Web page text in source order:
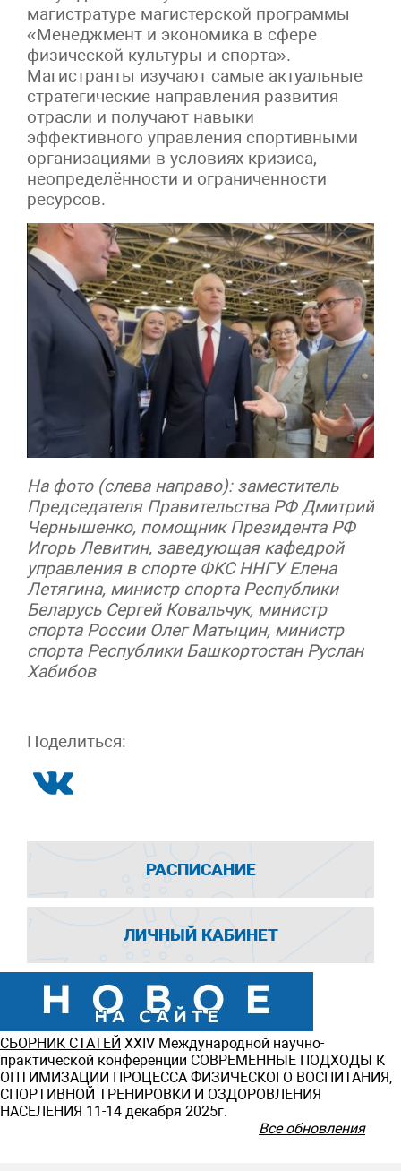
магистратуре магистерской программы
«Менеджмент и экономика в сфере
физической культуры и спорта».
Магистранты изучают самые актуальные
стратегические направления развития
отрасли и получают навыки
эффективного управления спортивными
организациями в условиях кризиса,
неопределённости и ограниченности
ресурсов.
На фото (слева направо): заместитель
Председателя Правительства РФ Дмитрий
Чернышенко, помощник Президента РФ
Игорь Левитин, заведующая кафедрой
управления в спорте ФКС ННГУ Елена
Летягина, министр спорта Республики
Беларусь Сергей Ковальчук, министр
спорта России Олег Матыцин, министр
спорта Республики Башкортостан Руслан
Хабибов
Поделиться:
РАСПИСАНИЕ
ЛИЧНЫЙ КАБИНЕТ
СБОРНИК СТАТЕЙ ХXIV Международной научно-
практической конференции СОВРЕМЕННЫЕ ПОДХОДЫ К
ОПТИМИЗАЦИИ ПРОЦЕССА ФИЗИЧЕСКОГО ВОСПИТАНИЯ,
СПОРТИВНОЙ ТРЕНИРОВКИ И ОЗДОРОВЛЕНИЯ
НАСЕЛЕНИЯ 11-14 декабря 2025г.
Все обновления